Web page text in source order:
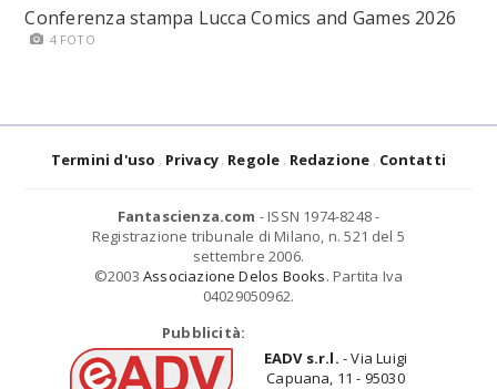
Conferenza stampa Lucca Comics and Games 2026
4 FOTO
Termini d'uso Privacy Regole Redazione Contatti
Fantascienza.com - ISSN 1974-8248 -
Registrazione tribunale di Milano, n. 521 del 5
settembre 2006.
©2003 Associazione Delos Books. Partita Iva
04029050962.
Pubblicità:
EADV s.r.l. - Via Luigi
Capuana, 11 - 95030